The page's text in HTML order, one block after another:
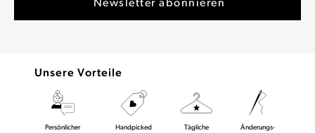
Unsere Vorteile
Persönlicher
Handpicked
Tägliche
Änderungs-